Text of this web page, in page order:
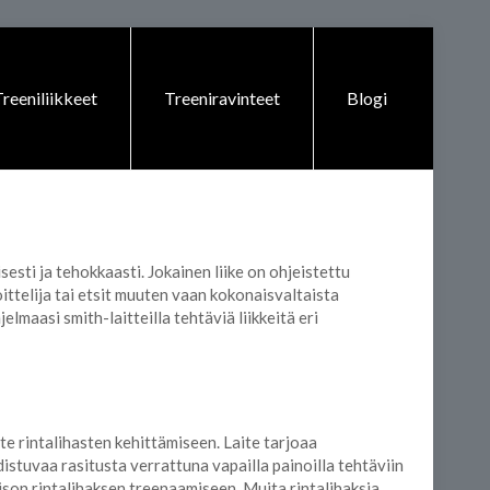
Treeniravinteet Blogi
ja tehokkaasti. Jokainen liike on ohjeistettu
tai etsit muuten vaan kokonaisvaltaista
smith-laitteilla tehtäviä liikkeitä eri
rintalihasten kehittämiseen. Laite tarjoaa
rasitusta verrattuna vapailla painoilla tehtäviin